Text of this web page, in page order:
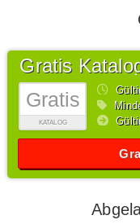
Gratis
KATALOG
Gratis